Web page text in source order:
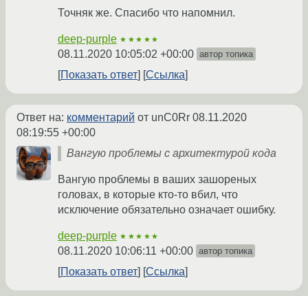
Точняк же. Спасибо что напомнил.
deep-purple ★★★★★
08.11.2020 10:05:02 +00:00 автор топика
Показать ответ Ссылка
Ответ на: комментарий от unC0Rr 08.11.2020
08:19:55 +00:00
Вангую проблемы с архитектурой кода
Вангую проблемы в ваших зашореных
головах, в которые кто-то вбил, что
исключение обязательно означает ошибку.
deep-purple ★★★★★
08.11.2020 10:06:11 +00:00 автор топика
Показать ответ Ссылка